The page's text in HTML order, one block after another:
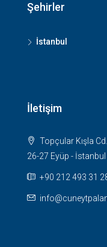
Şehirler
İstanbul
İletişim
Topçular Kışla
26-27 Eyüp - İstanbul
+90 212 493 31